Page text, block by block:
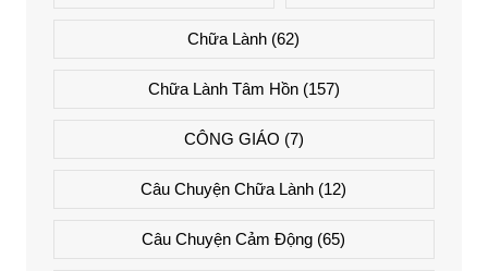
Chữa Lành (62)
Chữa Lành Tâm Hồn(157)
CÔNG GIÁO (7)
Câu Chuyện Chữa Lành (12)
Câu Chuyện Cảm Động (65)